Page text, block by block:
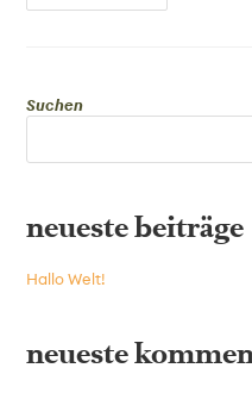
Suchen
neueste beiträge
Hallo Welt!
neueste